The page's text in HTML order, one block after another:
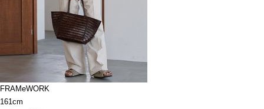
FRAMeWORK
161cm